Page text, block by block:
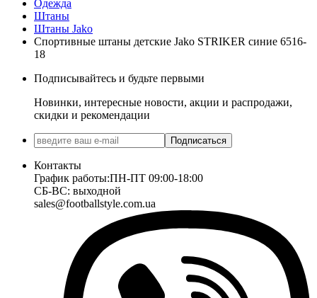
Одежда
Штаны
Штаны Jako
Спортивные штаны детские Jako STRIKER синие 6516-
18
Подписывайтесь и будьте первыми
Новинки, интересные новости, акции и распродажи,
скидки и рекомендации
Подписаться
Контакты
График работы:ПН-ПТ 09:00-18:00
СБ-ВС: выходной
sales@footballstyle.com.ua